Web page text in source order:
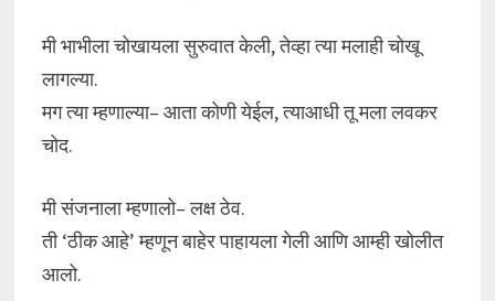
मी भाभीला चोखायला सुरुवात केली, तेव्हा त्या मलाही चोखू
लागल्या.
मग त्या म्हणाल्या– आता कोणी येईल, त्याआधी तू मला लवकर
चोद.
मी संजनाला म्हणालो– लक्ष ठेव.
ती ‘ठीक आहे’ म्हणून बाहेर पाहायला गेली आणि आम्ही खोलीत
आलो.